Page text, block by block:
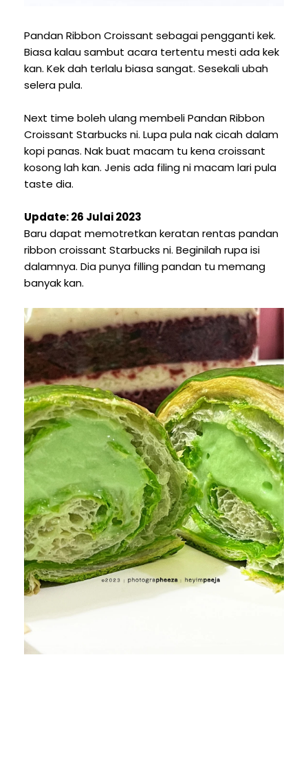
Pandan Ribbon Croissant sebagai pengganti kek.
Biasa kalau sambut acara tertentu mesti ada kek
kan. Kek dah terlalu biasa sangat. Sesekali ubah
selera pula.
Next time boleh ulang membeli Pandan Ribbon
Croissant Starbucks ni. Lupa pula nak cicah dalam
kopi panas. Nak buat macam tu kena croissant
kosong lah kan. Jenis ada filing ni macam lari pula
taste dia.
Update: 26 Julai 2023
Baru dapat memotretkan keratan rentas pandan
ribbon croissant Starbucks ni. Beginilah rupa isi
dalamnya. Dia punya filling pandan tu memang
banyak kan.